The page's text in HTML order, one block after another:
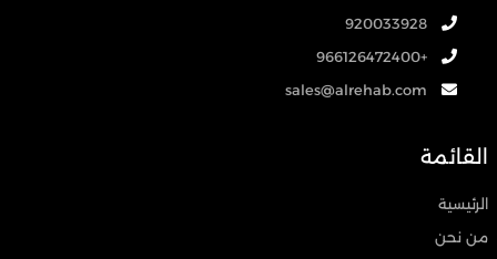
920033928
+966126472400
sales@alrehab.com
القائمة
الرئيسية
من نحن